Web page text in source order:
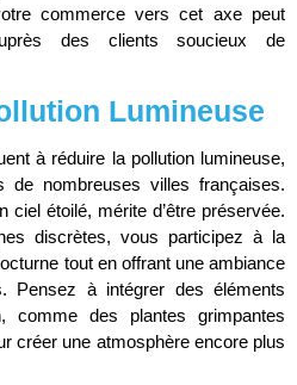
commerce vers cet axe peut
des clients soucieux de
Lumineuse
à réduire la pollution lumineuse,
de nombreuses villes françaises.
ciel étoilé, mérite d’être préservée.
discrètes, vous participez à la
tout en offrant une ambiance
Pensez à intégrer des éléments
comme des plantes grimpantes
créer une atmosphère encore plus